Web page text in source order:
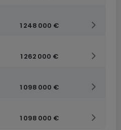
1 248 000 €
1 262 000 €
1 098 000 €
1 098 000 €